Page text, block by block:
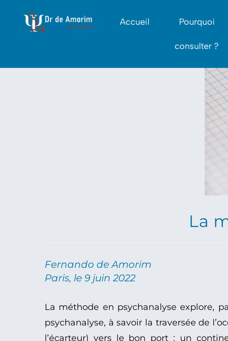
Accueil Pourquoi
consulter ?
La
Fernando de Amorim
Paris, le 9 juin 2022
La méthode en psychanalyse explore,
psychanalyse, à savoir la traversée de
l’écarteur) vers le bon port : un